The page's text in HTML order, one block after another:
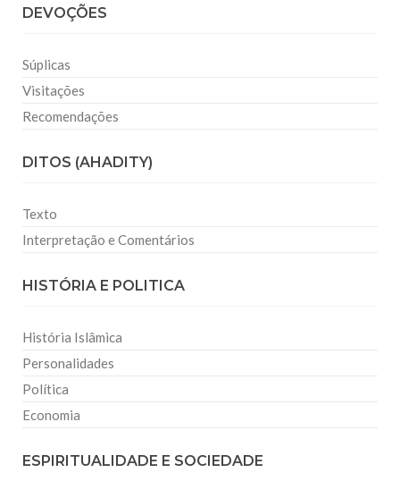
DEVOÇÕES
Súplicas
Visitações
Recomendações
DITOS (AHADITY)
Texto
Interpretação e Comentários
HISTÓRIA E POLITICA
História Islâmica
Personalidades
Política
Economia
ESPIRITUALIDADE E SOCIEDADE